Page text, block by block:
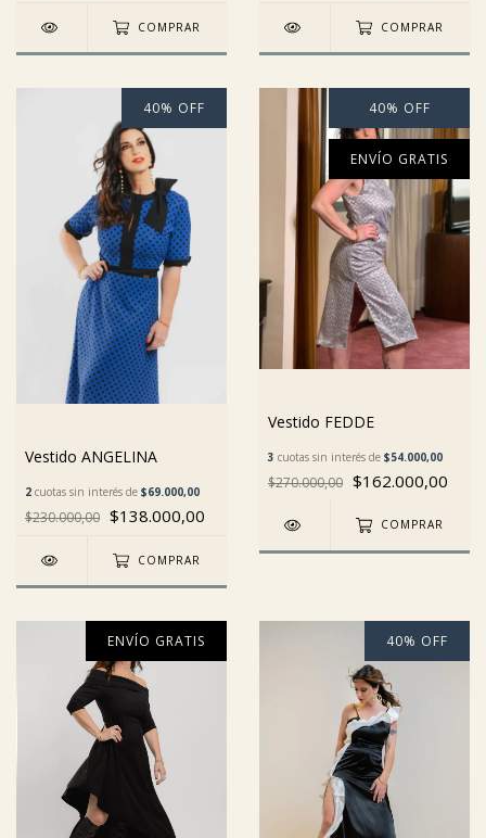
COMPRAR COMPRAR
40% OFF
Vestido ANGELINA
2 cuotas sin interés de $69.000,00
$230.000,00 $138.000,00
COMPRAR
40% OFF
ENVÍO GRATIS
Vestido FEDDE
3 cuotas sin interés de $54.000,00
$270.000,00 $162.000,00
COMPRAR
ENVÍO GRATIS 40% OFF